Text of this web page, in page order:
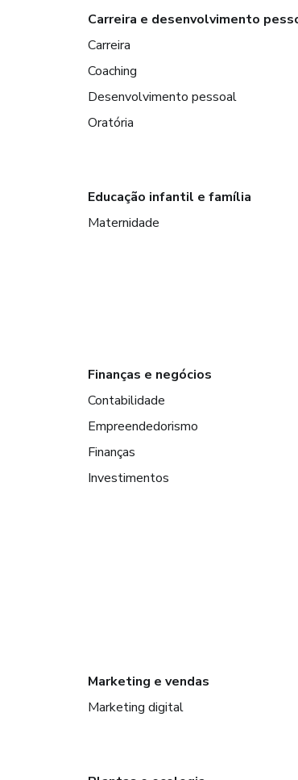
Carreira e desenvolvimento
Carreira
Coaching
Desenvolvimento pessoal
Oratória
Educação infantil e família
Maternidade
Finanças e negócios
Contabilidade
Empreendedorismo
Finanças
Investimentos
Marketing e vendas
Marketing digital